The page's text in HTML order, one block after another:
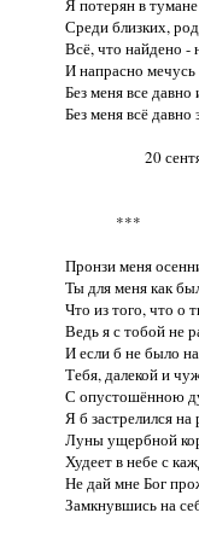
Я потерян в
Среди близких,
Всё, что найдено -
И напрасно
Без меня все
Без меня всё давно
20
              ***
Пронзи меня
Ты для меня как
Что из того, что о
Ведь я с тобой не
И если б не было
Тебя, далекой и
С опустошённою
Я б застрелился на
Луны ущербной
Худеет в небе с
Не дай мне Бог
Замкнувшись на